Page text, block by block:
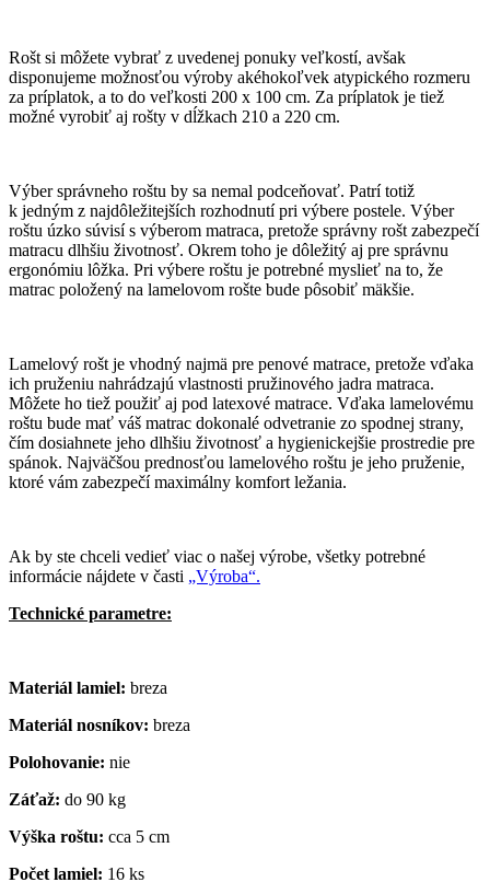
Rošt si môžete vybrať z uvedenej ponuky veľkostí, avšak
disponujeme možnosťou výroby akéhokoľvek atypického rozmeru
za príplatok, a to do veľkosti 200 x 100 cm. Za príplatok je tiež
možné vyrobiť aj rošty v dĺžkach 210 a 220 cm.
Výber správneho roštu by sa nemal podceňovať. Patrí totiž
k jedným z najdôležitejších rozhodnutí pri výbere postele. Výber
roštu úzko súvisí s výberom matraca, pretože správny rošt zabezpečí
matracu dlhšiu životnosť. Okrem toho je dôležitý aj pre správnu
ergonómiu lôžka. Pri výbere roštu je potrebné myslieť na to, že
matrac položený na lamelovom rošte bude pôsobiť mäkšie.
Lamelový rošt je vhodný najmä pre penové matrace, pretože vďaka
ich pruženiu nahrádzajú vlastnosti pružinového jadra matraca.
Môžete ho tiež použiť aj pod latexové matrace. Vďaka lamelovému
roštu bude mať váš matrac dokonalé odvetranie zo spodnej strany,
čím dosiahnete jeho dlhšiu životnosť a hygienickejšie prostredie pre
spánok. Najväčšou prednosťou lamelového roštu je jeho pruženie,
ktoré vám zabezpečí maximálny komfort ležania.
Ak by ste chceli vedieť viac o našej výrobe, všetky potrebné
informácie nájdete v časti „Výroba“.
Technické parametre:
Materiál lamiel: breza
Materiál nosníkov: breza
Polohovanie: nie
Záťaž: do 90 kg
Výška roštu: cca 5 cm
Počet lamiel: 16 ks